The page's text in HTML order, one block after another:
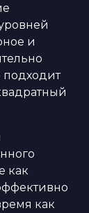
и
подходит
как
как